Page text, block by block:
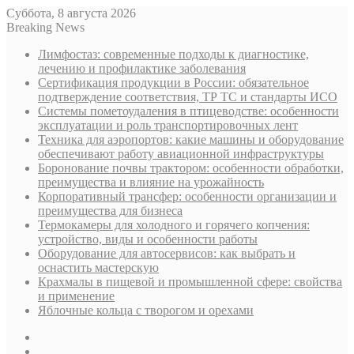
Суббота, 8 августа 2026
Breaking News
Лимфостаз: современные подходы к диагностике,
лечению и профилактике заболевания
Сертификация продукции в России: обязательное
подтверждение соответствия, ТР ТС и стандарты ИСО
Системы пометоудаления в птицеводстве: особенности
эксплуатации и роль транспортировочных лент
Техника для аэропортов: какие машины и оборудование
обеспечивают работу авиационной инфраструктуры
Боронование почвы трактором: особенности обработки,
преимущества и влияние на урожайность
Корпоративный трансфер: особенности организации и
преимущества для бизнеса
Термокамеры для холодного и горячего копчения:
устройство, виды и особенности работы
Оборудование для автосервисов: как выбрать и
оснастить мастерскую
Крахмалы в пищевой и промышленной сфере: свойства
и применение
Яблочные кольца с творогом и орехами